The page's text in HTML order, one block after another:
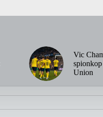
Vic
Union